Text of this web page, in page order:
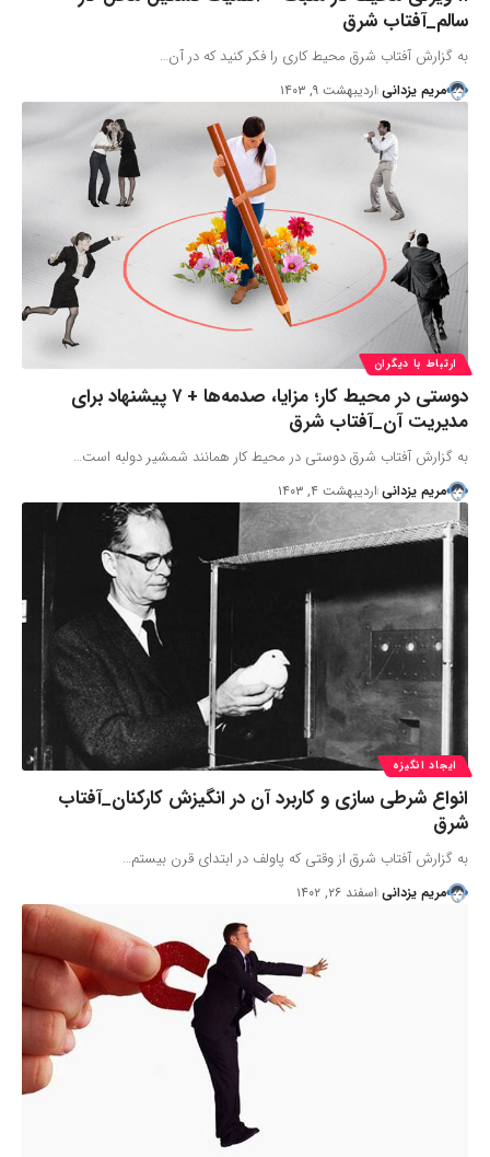
سالم_آفتاب شرق
به گزارش آفتاب شرق محیط کاری را فکر کنید که در آن…
مریم یزدانی اردیبهشت ۹, ۱۴۰۳
ارتباط با دیگران
دوستی در محیط کار؛ مزایا، صدمه‌ها + ۷ پیشنهاد برای
مدیریت آن_آفتاب شرق
به گزارش آفتاب شرق دوستی در محیط کار همانند شمشیر دولبه است…
مریم یزدانی اردیبهشت ۴, ۱۴۰۳
ایجاد انگیزه
انواع شرطی سازی و کاربرد آن در انگیزش کارکنان_آفتاب
شرق
به گزارش آفتاب شرق از وقتی که پاولف در ابتدای قرن بیستم…
مریم یزدانی اسفند ۲۶, ۱۴۰۲